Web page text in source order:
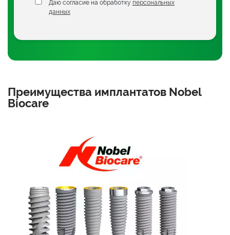
Даю согласие на обработку персональных
данных
Преимущества имплантатов Nobel
Biocare